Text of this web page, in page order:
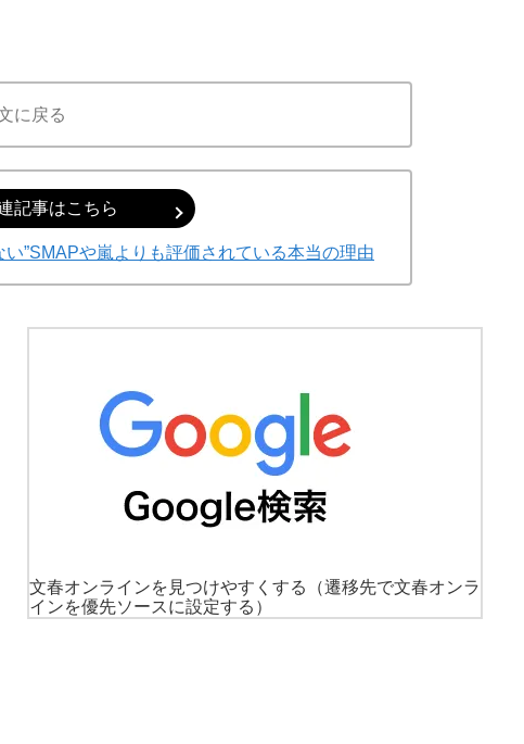
に戻る
記事はこちら
”SMAPや嵐よりも評価されている本当の理由
文春オンラインを見つけやすくする
（遷移先で文春オンラ
インを優先ソースに設定する）